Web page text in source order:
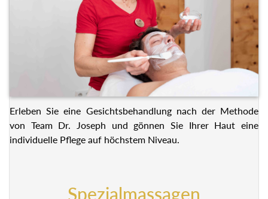
Erleben Sie eine Gesichtsbehandlung nach der Methode
von Team Dr. Joseph und gönnen Sie Ihrer Haut eine
individuelle Pflege auf höchstem Niveau.
Spezialmassagen